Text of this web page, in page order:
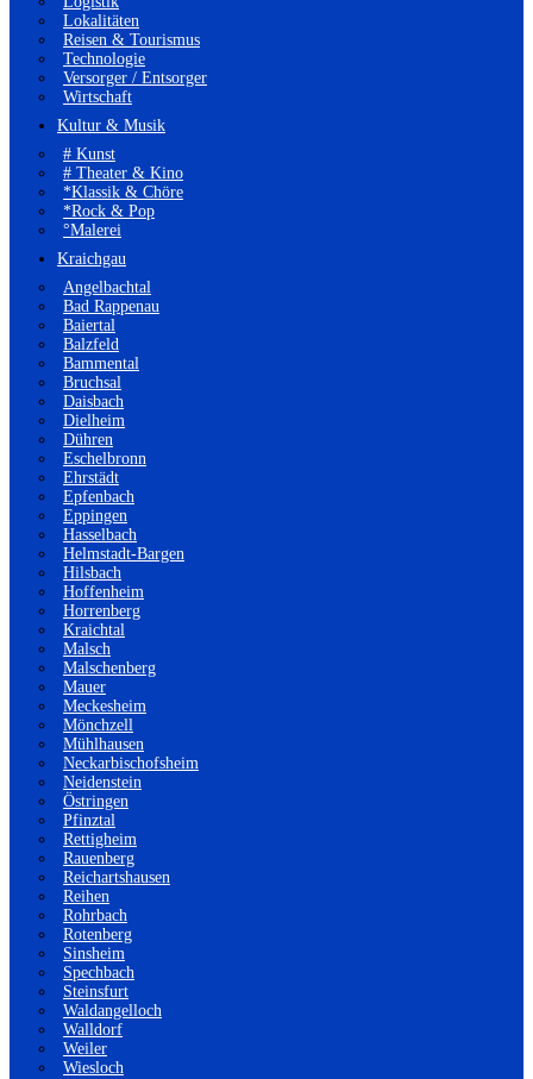
Lokalitäten
Reisen & Tourismus
Technologie
Versorger / Entsorger
Wirtschaft
Kultur & Musik
# Kunst
# Theater & Kino
*Klassik & Chöre
*Rock & Pop
°Malerei
Kraichgau
Angelbachtal
Bad Rappenau
Baiertal
Balzfeld
Bammental
Bruchsal
Daisbach
Dielheim
Dühren
Eschelbronn
Ehrstädt
Epfenbach
Eppingen
Hasselbach
Helmstadt-Bargen
Hilsbach
Hoffenheim
Horrenberg
Kraichtal
Malsch
Malschenberg
Mauer
Meckesheim
Mönchzell
Mühlhausen
Neckarbischofsheim
Neidenstein
Östringen
Pfinztal
Rettigheim
Rauenberg
Reichartshausen
Reihen
Rohrbach
Rotenberg
Sinsheim
Spechbach
Steinsfurt
Waldangelloch
Walldorf
Weiler
Wiesloch